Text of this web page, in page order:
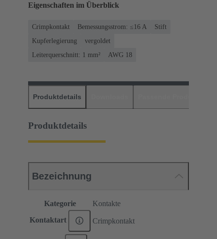
Eigenschaften im Überblick
Crimpkontakt Bemessungsstrom: ≤16 A
Stift
Kupferlegierung
vergoldet
Leiterquerschnitt: 1 mm²
AWG 18
Produktdetails
Produktdetails
Bezeichnung
Kategorie Kontakte
Kontaktart Crimpkontakt